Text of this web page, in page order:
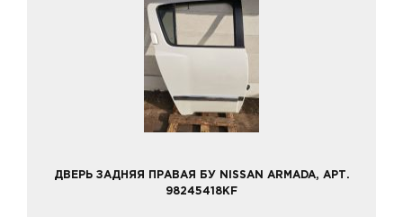
ДВЕРЬ ЗАДНЯЯ ПРАВАЯ БУ NISSAN ARMADA, АРТ.
98245418KF